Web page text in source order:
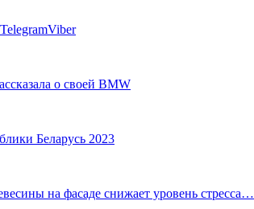
TelegramViber
о своей BMW
Беларусь 2023
на фасаде снижает уровень стресса…